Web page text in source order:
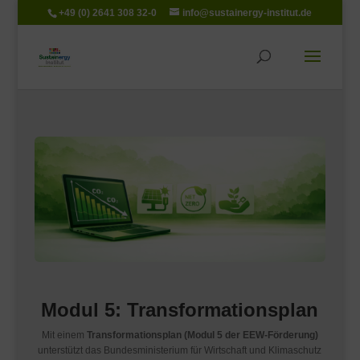
+49 (0) 2641 308 32-0 info@sustainergy-institut.de
Modul 5: Transformationsplan
Mit einem Transformationsplan (Modul 5 der EEW-Förderung)
unterstützt das Bundesministerium für Wirtschaft und Klimaschutz